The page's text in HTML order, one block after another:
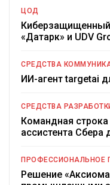
ЦОД
«Датарк» и UDV
СРЕДСТВА
ИИ-агент targetai
СРЕДСТВА
Командная
ассистента Сбера
ПРОФЕССИОНАЛЬНОЕ
Решение